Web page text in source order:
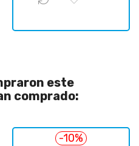
este
comprado:
-10%